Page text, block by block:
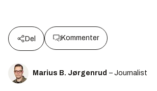
Del Kommenter
Marius B. Jørgenrud – Journalist